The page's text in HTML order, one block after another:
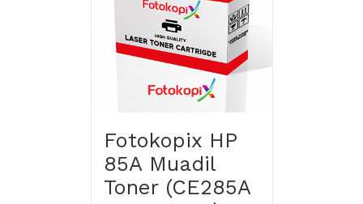
Fotokopix HP
85A Muadil
Toner (CE285A